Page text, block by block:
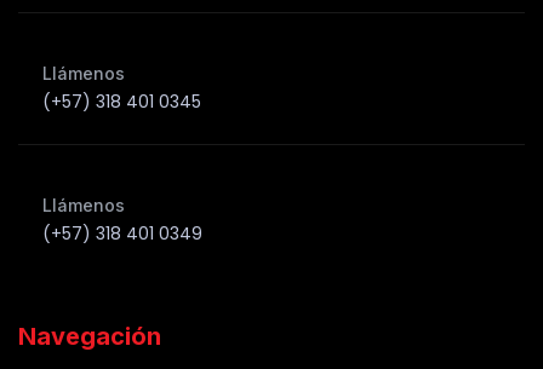
Llámenos
(+57) 318 401 0345
Llámenos
(+57) 318 401 0349
Navegación